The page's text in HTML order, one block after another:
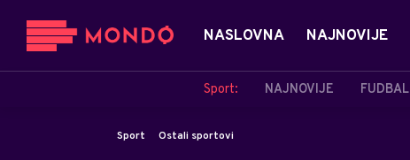
NASLOVNA NAJNOVIJE
Sport: NAJNOVIJE FUDBAL
Sport Ostali sportovi